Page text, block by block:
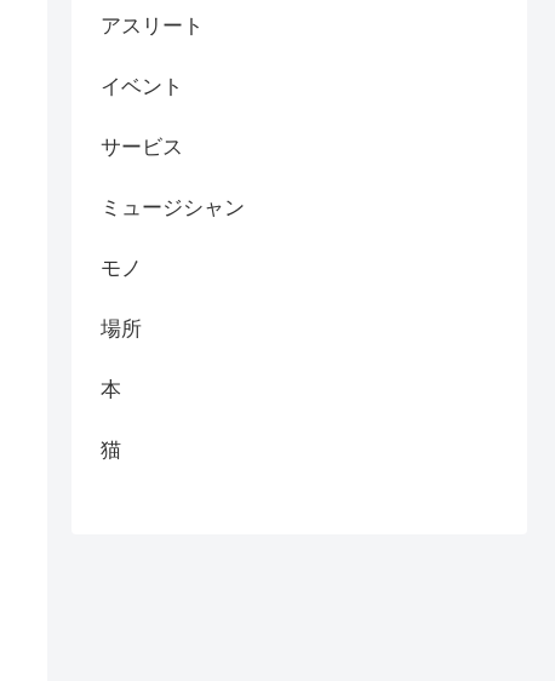
アスリート
イベント
サービス
ミュージシャン
モノ
場所
本
猫